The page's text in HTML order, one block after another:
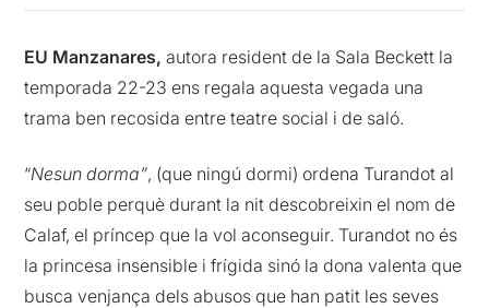
EU Manzanares,autora resident de la Sala Beckett la
temporada 22-23 ens regala aquesta vegada una
trama ben recosida entre teatre social i de saló.
“Nesun dorma”, (que ningú dormi) ordena Turandot al
seu poble perquè durant la nit descobreixin el nom de
Calaf, el príncep que la vol aconseguir. Turandot no és
la princesa insensible i frígida sinó la dona valenta que
busca venjança dels abusos que han patit les seves